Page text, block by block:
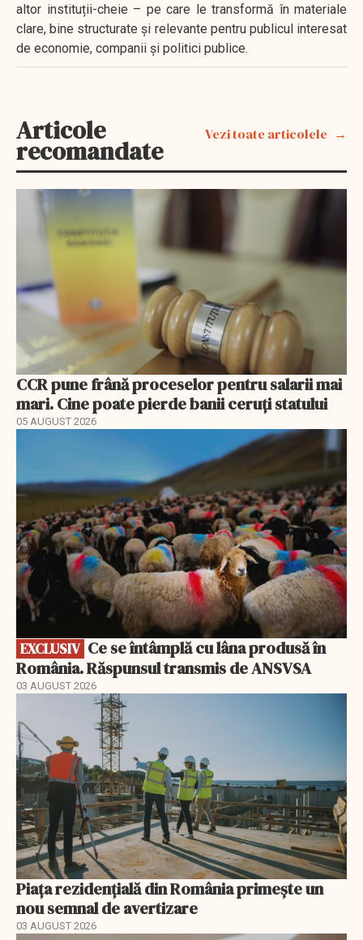
altor instituții-cheie – pe care le transformă în materiale
clare, bine structurate și relevante pentru publicul interesat
de economie, companii și politici publice.
Articole
recomandate
Vezi toate articolele
CCR pune frână proceselor pentru salarii mai
mari. Cine poate pierde banii ceruți statului
05 AUGUST 2026
EXCLUSIV
România. Răspunsul transmis de ANSVSA
03 AUGUST 2026
Piața rezidențială din România primește un
nou semnal de avertizare
03 AUGUST 2026